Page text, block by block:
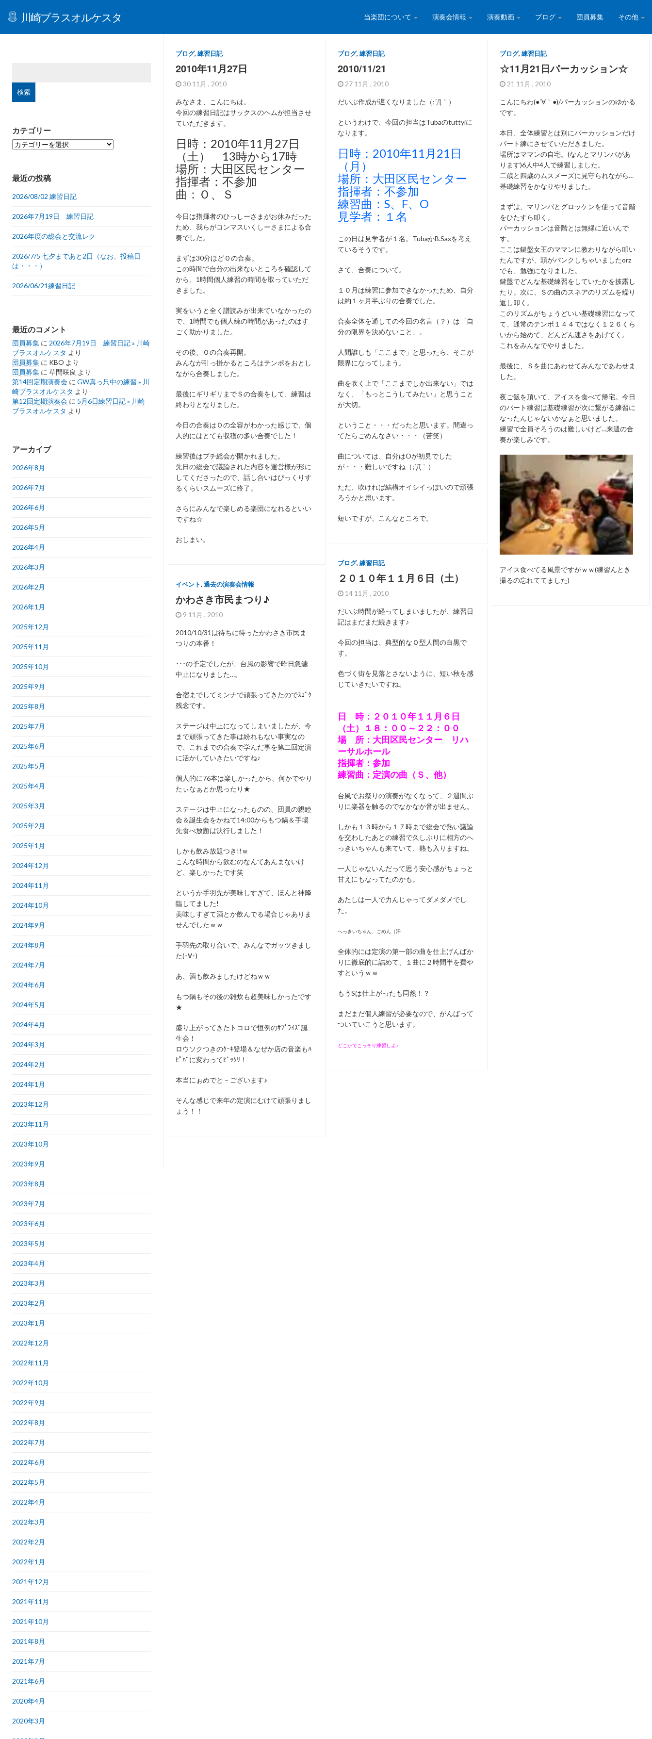
川崎ブラスオルケスタ 当楽団について 演奏会情報 演奏動画 ブログ 団員募集 その他
ブログ, 練習日記
2010年11月27日
30 11月 , 2010
みなさま、こんにちは。
今回の練習日記はサックスのヘムが担当させ
ていただきます。
日時：2010年11月27日
（土） 13時から17時
場所：大田区民センター
指揮者：不参加
曲：Ｏ、Ｓ
今日は指揮者のひっしーさまがお休みだった
ため、我らがコンマスいくしーさまによる合
奏でした。
まずは30分ほどＯの合奏。
この時間で自分の出来ないところを確認して
から、1時間個人練習の時間を取っていただ
きました。
実をいうと全く譜読みが出来ていなかったの
で、1時間でも個人練の時間があったのはす
ごく助かりました。
その後、Ｏの合奏再開。
みんなが引っ掛かるところはテンポをおとし
ながら合奏しました。
最後にギリギリまでＳの合奏をして、練習は
終わりとなりました。
今日の合奏はＯの全容がわかった感じで、個
人的にはとても収穫の多い合奏でした！
練習後はプチ総会が開かれました。
先日の総会で議論された内容を運営様が形に
してくださったので、話し合いはびっくりす
るくらいスムーズに終了。
さらにみんなで楽しめる楽団になれるといい
ですね☆
おしまい。
ブログ, 練習日記
2010/11/21
27 11月 , 2010
だいぶ作成が遅くなりました（;´Д｀）
というわけで、今回の担当はTubaのtuttyiに
なります。
日時：2010年11月21日
（月）
場所：大田区民センター
指揮者：不参加
練習曲：S、F、O
見学者：１名
この日は見学者が１名。TubaかB.Saxを考え
ているそうです。
さて、合奏について。
１０月は練習に参加できなかったため、自分
は約１ヶ月半ぶりの合奏でした。
合奏全体を通しての今回の名言（？）は「自
分の限界を決めないこと」。
人間誰しも「ここまで」と思ったら、そこが
限界になってしまう。
曲を吹く上で「ここまでしか出来ない」では
なく、「もっとこうしてみたい」と思うこと
が大切。
ということ・・・だったと思います。間違っ
てたらごめんなさい・・・（苦笑）
曲については、自分はOが初見でした
が・・・難しいですね（;´Д｀）
ただ、吹ければ結構オイシイっぽいので頑張
ろうかと思います。
短いですが、こんなところで。
ブログ, 練習日記
☆11月21日パーカッション☆
21 11月 , 2010
こんにちわ(●´∀｀●)/パーカッションのゆかる
です。
本日、全体練習とは別にパーカッションだけ
パート練にさせていただきました。
場所はママンの自宅。(なんとマリンバがあ
ります)6人中4人で練習しました。
二歳と四歳のムスメーズに見守られながら…
基礎練習をかなりやりました。
まずは、マリンバとグロッケンを使って音階
をひたすら叩く。
パーカッションは音階とは無縁に近いんで
す。
ここは鍵盤女王のママンに教わりながら叩い
たんですが、頭がパンクしちゃいましたorz
でも、勉強になりました。
鍵盤でどんな基礎練習をしていたかを披露し
たり。次に、Ｓの曲のスネアのリズムを繰り
返し叩く。
このリズムがちょうどいい基礎練習になって
て、通常のテンポ１４４ではなく１２６くら
いから始めて、どんどん速さをあげてく。
これをみんなでやりました。
最後に、Ｓを曲にあわせてみんなであわせま
した。
夜ご飯を頂いて、アイスを食べて帰宅。今日
のパート練習は基礎練習が次に繋がる練習に
なったんじゃないかなぁと思いました。
練習で全員そろうのは難しいけど…来週の合
奏が楽しみです。
アイス食べてる風景ですがｗｗ(練習んとき
撮るの忘れててました)
ブログ, 練習日記
２０１０年１１月６日（土）
14 11月 , 2010
だいぶ時間が経ってしまいましたが、練習日
記はまだまだ続きます♪
今回の担当は、典型的なＯ型人間の白黒で
す。
色づく街を見落とさないように、短い秋を感
じていきたいですね。
日 時：２０１０年１１月６日
（土）１８：００～２２：００
場 所：大田区民センター リハ
ーサルホール
指揮者：参加
練習曲：定演の曲（Ｓ、他）
台風でお祭りの演奏がなくなって、２週間ぶ
りに楽器を触るのでなかなか音が出ません。
しかも１３時から１７時まで総会で熱い議論
を交わしたあとの練習で久しぶりに相方のへ
っきいちゃんも来ていて、熱も入りますね。
一人じゃないんだって思う安心感がちょっと
甘えにもなってたのかも。
あたしは一人で力んじゃってダメダメでし
た。
へっきいちゃん、ごめん（汗
全体的には定演の第一部の曲を仕上げんばか
りに徹底的に詰めて、１曲に２時間半を費や
すというｗｗ
もうSは仕上がったも同然！？
まだまだ個人練習が必要なので、がんばって
ついていこうと思います。
どこかでこっそり練習しよ♪
イベント, 過去の演奏会情報
かわさき市民まつり♪
9 11月 , 2010
2010/10/31は待ちに待ったかわさき市民ま
つりの本番！
･･･の予定でしたが、台風の影響で昨日急遽
中止になりました…。
合宿までしてミンナで頑張ってきたのでｽｺﾞｸ
残念です。
ステージは中止になってしまいましたが、今
まで頑張ってきた事は紛れもない事実なの
で、これまでの合奏で学んだ事を第二回定演
に活かしていきたいですね♪
個人的に76本は楽しかったから、何かでやり
たぃなぁとか思ったり★
ステージは中止になったものの、団員の親睦
会＆誕生会をかねて14:00からもつ鍋＆手場
先食べ放題は決行しました！
しかも飲み放題つき!!ｗ
こんな時間から飲むのなんてあんまないけ
ど、楽しかったです笑
というか手羽先が美味しすぎて、ほんと神降
臨してました!
美味しすぎて酒とか飲んでる場合じゃありま
せんでしたｗｗ
手羽先の取り合いで、みんなでガッツきまし
た(･∀･)
あ、酒も飲みましたけどねｗｗ
もつ鍋もその後の雑炊も超美味しかったです
★
盛り上がってきたトコロで恒例のｻﾌﾟﾗｲｽﾞ誕
生会！
ロウソクつきのｹｰｷ登場＆なぜか店の音楽もﾊ
ﾋﾟﾊﾞに変わってﾋﾞｯｸﾘ！
本当にぉめでと－ございます♪
そんな感じで来年の定演にむけて頑張りまし
ょう！！
カテゴリー
カ
リ
ー
最近の投稿
2026/08/02 練習日記
2026年7月19日 練習日記
2026年度の総会と交流レク
2026/7/5 七夕まであと2日（なお、投稿日
は・・・）
2026/06/21練習日記
最近のコメント
団員募集 に 2026年7月19日 練習日記 » 川崎
ブラスオルケスタ より
団員募集 に KBO より
団員募集 に 草間咲良 より
第14回定期演奏会 に GW真っ只中の練習 » 川
崎ブラスオルケスタ より
第12回定期演奏会 に 5月6日練習日記 » 川崎
ブラスオルケスタ より
アーカイブ
2026年8月
2026年7月
2026年6月
2026年5月
2026年4月
2026年3月
2026年2月
2026年1月
2025年12月
2025年11月
2025年10月
2025年9月
2025年8月
2025年7月
2025年6月
2025年5月
2025年4月
2025年3月
2025年2月
2025年1月
2024年12月
2024年11月
2024年10月
2024年9月
2024年8月
2024年7月
2024年6月
2024年5月
2024年4月
2024年3月
2024年2月
2024年1月
2023年12月
2023年11月
2023年10月
2023年9月
2023年8月
2023年7月
2023年6月
2023年5月
2023年4月
2023年3月
2023年2月
2023年1月
2022年12月
2022年11月
2022年10月
2022年9月
2022年8月
2022年7月
2022年6月
2022年5月
2022年4月
2022年3月
2022年2月
2022年1月
2021年12月
2021年11月
2021年10月
2021年8月
2021年7月
2021年6月
2020年4月
2020年3月